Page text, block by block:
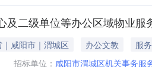
及二级单位等办公区域物业服
咸阳市｜渭城区 办公文教
服务
招标单位： 咸阳市渭城区机关事务服